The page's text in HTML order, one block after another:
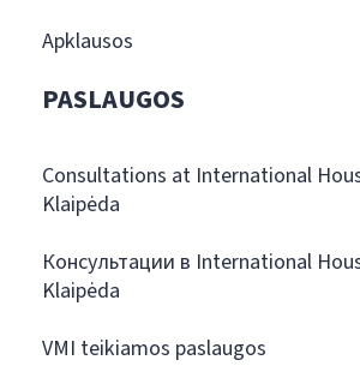
Apklausos
PASLAUGOS
Consultations at International
Klaipėda
Консультации в International
Klaipėda
VMI teikiamos paslaugos